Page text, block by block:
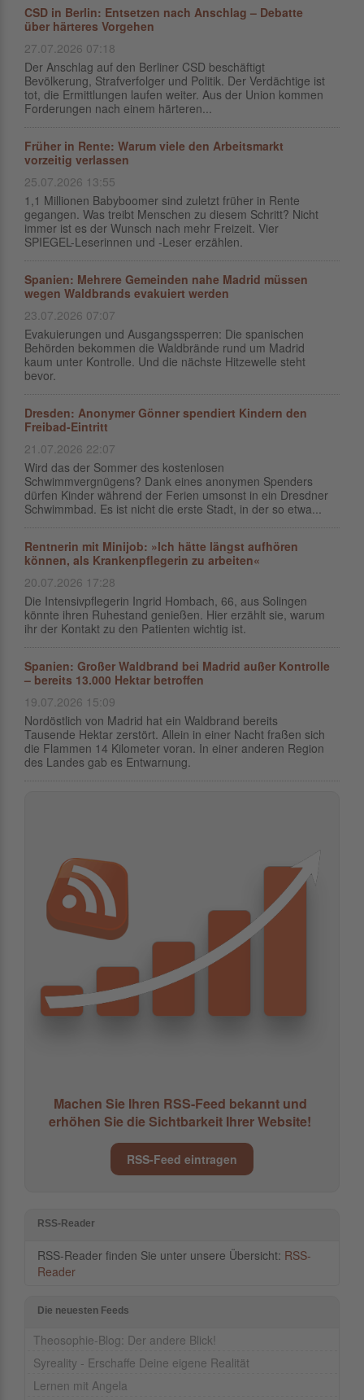
CSD in Berlin: Entsetzen nach Anschlag – Debatte
über härteres Vorgehen
27.07.2026 07:18
Der Anschlag auf den Berliner CSD beschäftigt
Bevölkerung, Strafverfolger und Politik. Der Verdächtige ist
tot, die Ermittlungen laufen weiter. Aus der Union kommen
Forderungen nach einem härteren...
Früher in Rente: Warum viele den Arbeitsmarkt
vorzeitig verlassen
25.07.2026 13:55
1,1 Millionen Babyboomer sind zuletzt früher in Rente
gegangen. Was treibt Menschen zu diesem Schritt? Nicht
immer ist es der Wunsch nach mehr Freizeit. Vier
SPIEGEL-Leserinnen und -Leser erzählen.
Spanien: Mehrere Gemeinden nahe Madrid müssen
wegen Waldbrands evakuiert werden
23.07.2026 07:07
Evakuierungen und Ausgangssperren: Die spanischen
Behörden bekommen die Waldbrände rund um Madrid
kaum unter Kontrolle. Und die nächste Hitzewelle steht
bevor.
Dresden: Anonymer Gönner spendiert Kindern den
Freibad-Eintritt
21.07.2026 22:07
Wird das der Sommer des kostenlosen
Schwimmvergnügens? Dank eines anonymen Spenders
dürfen Kinder während der Ferien umsonst in ein Dresdner
Schwimmbad. Es ist nicht die erste Stadt, in der so etwa...
Rentnerin mit Minijob: »Ich hätte längst aufhören
können, als Krankenpflegerin zu arbeiten«
20.07.2026 17:28
Die Intensivpflegerin Ingrid Hombach, 66, aus Solingen
könnte ihren Ruhestand genießen. Hier erzählt sie, warum
ihr der Kontakt zu den Patienten wichtig ist.
Spanien: Großer Waldbrand bei Madrid außer Kontrolle
– bereits 13.000 Hektar betroffen
19.07.2026 15:09
Nordöstlich von Madrid hat ein Waldbrand bereits
Tausende Hektar zerstört. Allein in einer Nacht fraßen sich
die Flammen 14 Kilometer voran. In einer anderen Region
des Landes gab es Entwarnung.
Machen Sie Ihren RSS-Feed bekannt und
erhöhen Sie die Sichtbarkeit Ihrer Website!
RSS-Feed eintragen
RSS-Reader
RSS-Reader finden Sie unter unsere Übersicht: RSS-
Reader
Die neuesten Feeds
Theosophie-Blog: Der andere Blick!
Syreality - Erschaffe Deine eigene Realität
Lernen mit Angela